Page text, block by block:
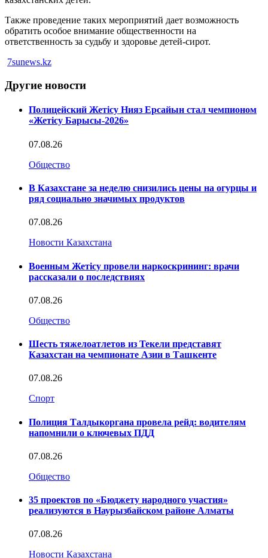
Также проведение таких мероприятий дает возможность
обратить особое внимание общественности на
ответственность за судьбу и здоровье детей-сирот.
7sunews.kz
Другие новости
Полицейский Жетісу Нияз Ерсайын стал чемпионом
«Жетісу Барысы-2026»
07.08.26
Общество
В Казахстане за неделю снизились цены на огурцы и
ряд социально значимых продуктов
07.08.26
Новости Казахстана
Военным Жетісу провели наркоскрининг: врачи
рассказали о последствиях
07.08.26
Общество
Шесть тяжелоатлетов из Текели представят
Казахстан на чемпионате Азии в Ташкенте
07.08.26
Спорт
Полиция Талдыкоргана провела рейд: водителям
напомнили о ключевых ПДД
07.08.26
Общество
35 проектов по «Бюджету народного участия»
реализуются в Наурызбайском районе Алматы
07.08.26
Новости Казахстана